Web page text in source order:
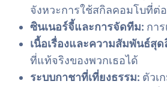
จังหวะการใช้สกิลคอมโบที่ต่
ซินเนอร์จี้และการจัดทีม: กา
เนื้อเรื่องและความสัมพันธ์สุด
ที่แท้จริงของพวกเธอได้
ระบบกาชาที่เที่ยงธรรม: ตัวเ